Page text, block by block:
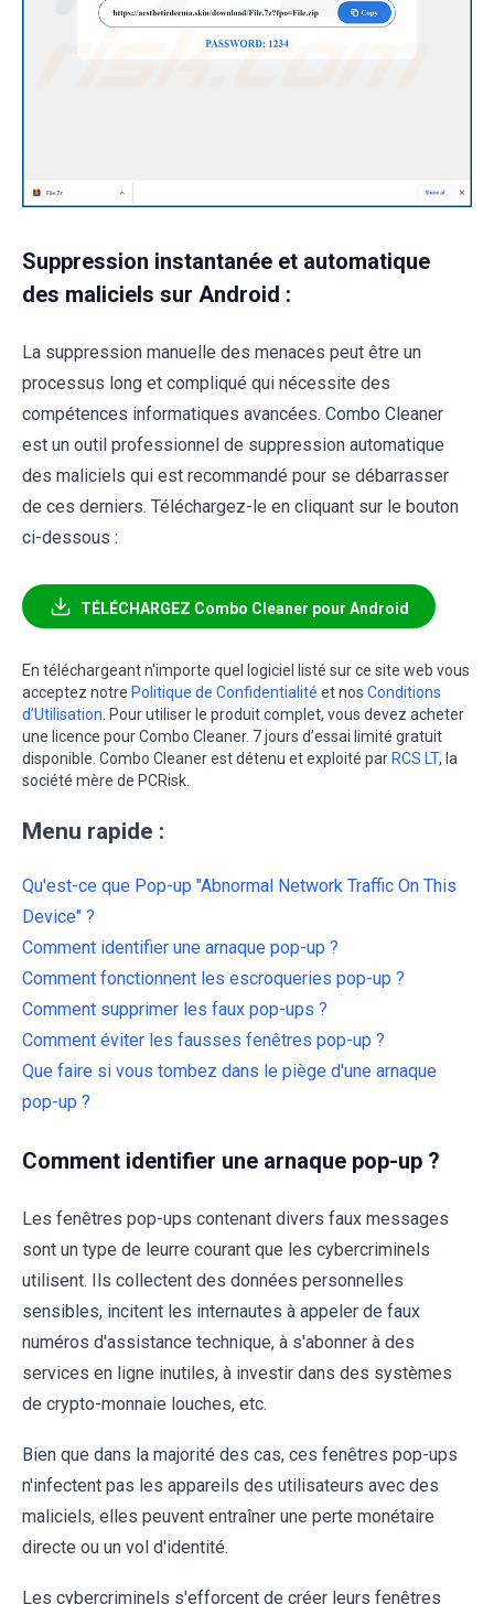
Suppression instantanée et automatique
des maliciels sur Android :
La suppression manuelle des menaces peut être un
processus long et compliqué qui nécessite des
compétences informatiques avancées. Combo Cleaner
est un outil professionnel de suppression automatique
des maliciels qui est recommandé pour se débarrasser
de ces derniers. Téléchargez-le en cliquant sur le bouton
ci-dessous :
TÉLÉCHARGEZ Combo Cleaner pour Android
En téléchargeant n'importe quel logiciel listé sur ce site web vous
acceptez notre Politique de Confidentialité et nos Conditions
d’Utilisation . Pour utiliser le produit complet, vous devez acheter
une licence pour Combo Cleaner. 7 jours d’essai limité gratuit
disponible. Combo Cleaner est détenu et exploité par RCS LT, la
société mère de PCRisk.
Menu rapide :
Qu'est-ce que Pop-up "Abnormal Network Traffic On This
Device" ?
Comment identifier une arnaque pop-up ?
Comment fonctionnent les escroqueries pop-up ?
Comment supprimer les faux pop-ups ?
Comment éviter les fausses fenêtres pop-up ?
Que faire si vous tombez dans le piège d'une arnaque
pop-up ?
Comment identifier une arnaque pop-up ?
Les fenêtres pop-ups contenant divers faux messages
sont un type de leurre courant que les cybercriminels
utilisent. Ils collectent des données personnelles
sensibles, incitent les internautes à appeler de faux
numéros d'assistance technique, à s'abonner à des
services en ligne inutiles, à investir dans des systèmes
de crypto-monnaie louches, etc.
Bien que dans la majorité des cas, ces fenêtres pop-ups
n'infectent pas les appareils des utilisateurs avec des
maliciels, elles peuvent entraîner une perte monétaire
directe ou un vol d'identité.
Les cybercriminels s'efforcent de créer leurs fenêtres